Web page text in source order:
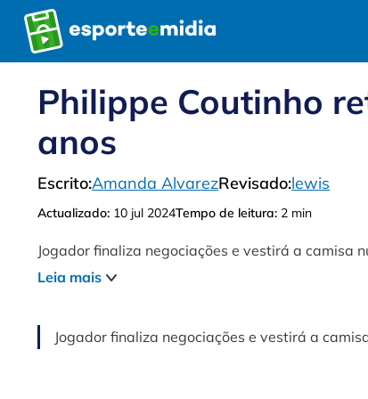
Pular
para
o
Philippe Coutinho
anos
Escrito:Amanda AlvarezRevisado:lewis
Actualizado: 10 jul 2024Tempo de leitura: 2 min
Jogador finaliza negociações e vestirá a camisa
Leia mais
Jogador finaliza negociações e vestirá a